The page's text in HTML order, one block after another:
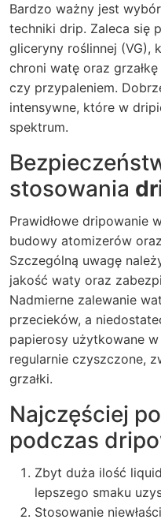
Bardzo ważny jest
techniki drip. Zaleca się
gliceryny roślinnej (VG),
chroni watę oraz
czy przypaleniem.
intensywne, które w
spektrum.
stosowania
Prawidłowe dripowanie
budowy atomizerów
Szczególną uwagę
jakość waty oraz
Nadmierne zalewanie
przecieków, a
papierosy użytkowane
regularnie czyszczone,
grzałki.
Najczęściej
podczas
Zbyt duża ilość
lepszego smaku
Stosowanie